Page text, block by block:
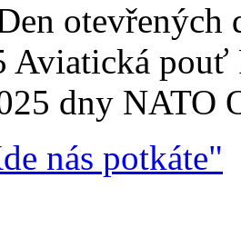
Aviatická
dny NATO
nás potkáte"